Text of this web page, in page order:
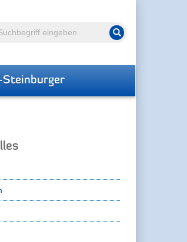
Suche starten
Steinburger